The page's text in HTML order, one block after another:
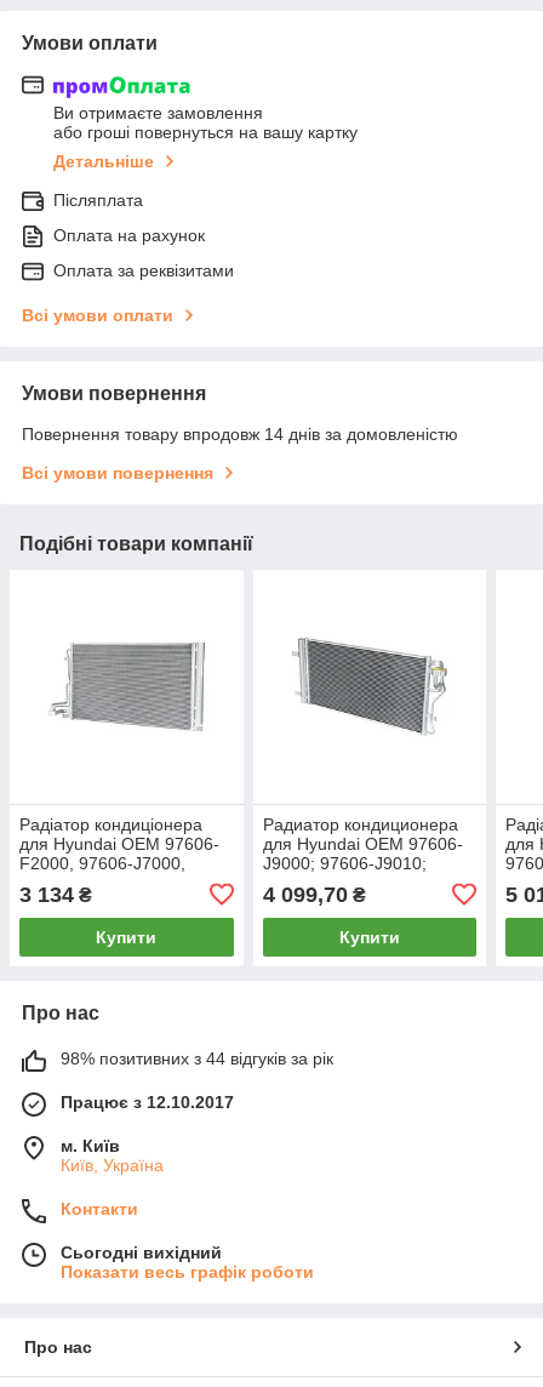
Умови оплати
Ви отримаєте замовлення
або гроші повернуться на вашу картку
Детальніше
Післяплата
Оплата на рахунок
Оплата за реквізитами
Всі умови оплати
Умови повернення
Повернення товару впродовж 14 днів за домовленістю
Всі умови повернення
Подібні товари компанії
Радіатор кондиціонера
для Hyundai OEM 97606-
F2000, 97606-J7000,
M6000, 97606-M6050
3 134 ₴
Купити
Радиатор кондиционера
для Hyundai ОЕМ 97606-
J9000; 97606-J9010;
4 099,70₴
Купити
для
5
Про нас
98% позитивних з 44 відгуків за рік
Працює з 12.10.2017
м. Київ
Київ, Україна
Контакти
Сьогодні вихідний
Показати весь графік роботи
Про нас